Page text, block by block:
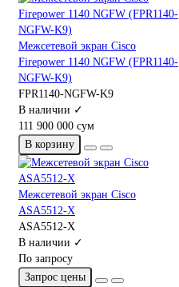
Межсетевой экран Cisco
Firepower 1140 NGFW (FPR1140-
NGFW-K9)
FPR1140-NGFW-K9
В наличии ✓
111 900 000 сум
В корзину
Межсетевой экран Cisco
ASA5512-X
ASA5512-X
В наличии ✓
По запросу
Запрос цены